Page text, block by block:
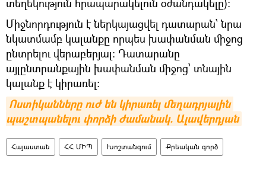
տեղեկություն հրապարակելուն օժանդակելը):
Միջնորդություն է ներկայացվել դատարան՝ նրա
նկատմամբ կալանքը որպես խափանման միջոց
ընտրելու վերաբերյալ։ Դատարանը
այլընտրանքային խափանման միջոց՝ տնային
կալանք է կիրառել։
Ոստիկանները ուժ են կիրառել մեղադրյալին
պաշտպանելու փորձի ժամանակ. Ալավերդյան
Հայաստան ՀՀ ՄԻՊ Խոշտանգում Քրեական գործ